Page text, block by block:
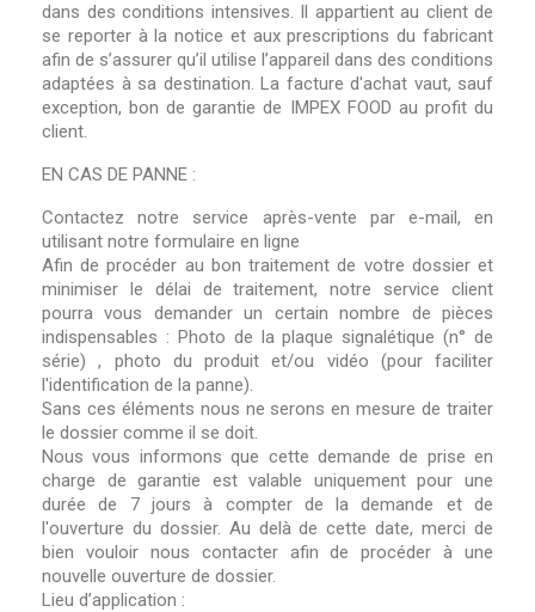
dans des conditions intensives. Il appartient au client de
se reporter à la notice et aux prescriptions du fabricant
afin de s’assurer qu’il utilise l’appareil dans des conditions
adaptées à sa destination. La facture d'achat vaut, sauf
exception, bon de garantie de IMPEX FOOD au profit du
client.
EN CAS DE PANNE :
Contactez notre service après-vente par e-mail, en
utilisant notre formulaire en ligne
Afin de procéder au bon traitement de votre dossier et
minimiser le délai de traitement, notre service client
pourra vous demander un certain nombre de pièces
indispensables : Photo de la plaque signalétique (n° de
série) , photo du produit et/ou vidéo (pour faciliter
l'identification de la panne).
Sans ces éléments nous ne serons en mesure de traiter
le dossier comme il se doit.
Nous vous informons que cette demande de prise en
charge de garantie est valable uniquement pour une
durée de 7 jours à compter de la demande et de
l'ouverture du dossier. Au delà de cette date, merci de
bien vouloir nous contacter afin de procéder à une
nouvelle ouverture de dossier.
Lieu d’application :